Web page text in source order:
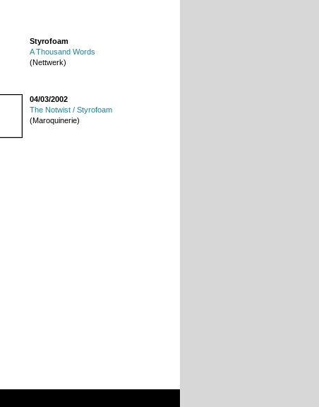
Styrofoam
A Thousand Words
(Nettwerk)
04/03/2002
The Notwist / Styrofoam
(Maroquinerie)